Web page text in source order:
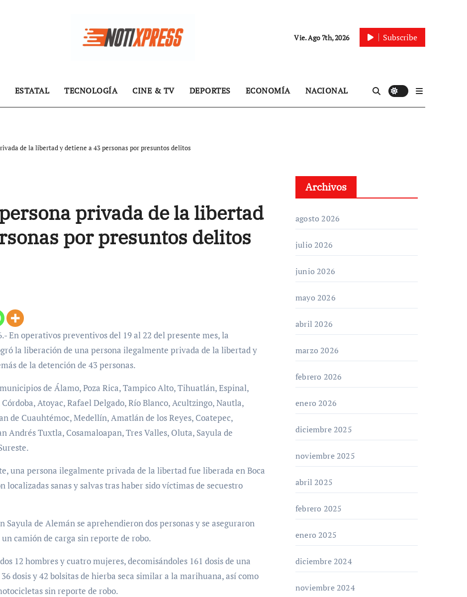
Vie. Ago 7th, 2026 Subscribe
ESTATAL TECNOLOGÍA CINE & TV DEPORTES ECONOMÍA NACIONAL
de la libertad y detiene a 43 personas por presuntos delitos
privada de la libertad
por presuntos delitos
la liberación de una persona ilegalmente privada de la libertad y
de la detención de 43 personas.
de Álamo, Poza Rica, Tampico Alto, Tihuatlán, Espinal,
Atoyac, Rafael Delgado, Río Blanco, Acultzingo, Nautla,
de Cuauhtémoc, Medellín, Amatlán de los Reyes, Coatepec,
Andrés Tuxtla, Cosamaloapan, Tres Valles, Oluta, Sayula de
una persona ilegalmente privada de la libertad fue liberada en Boca
localizadas sanas y salvas tras haber sido víctimas de secuestro
Sayula de Alemán se aprehendieron dos personas y se aseguraron
camión de carga sin reporte de robo.
12 hombres y cuatro mujeres, decomisándoles 161 dosis de una
dosis y 42 bolsitas de hierba seca similar a la marihuana, así como
sin reporte de robo.
Archivos
agosto 2026
julio 2026
junio 2026
mayo 2026
abril 2026
marzo 2026
febrero 2026
enero 2026
diciembre 2025
noviembre 2025
abril 2025
febrero 2025
enero 2025
diciembre 2024
noviembre 2024